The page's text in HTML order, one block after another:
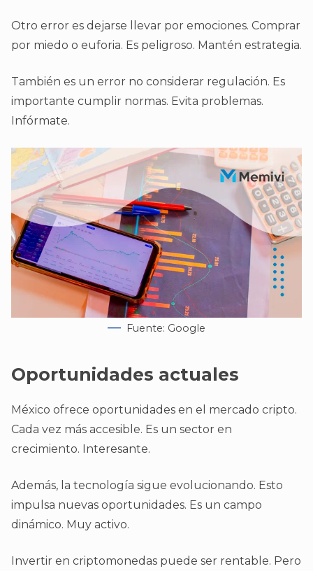
Otro error es dejarse llevar por emociones. Comprar
por miedo o euforia. Es peligroso. Mantén estrategia.
También es un error no considerar regulación. Es
importante cumplir normas. Evita problemas.
Infórmate.
Fuente: Google
Oportunidades actuales
México ofrece oportunidades en el mercado cripto.
Cada vez más accesible. Es un sector en
crecimiento. Interesante.
Además, la tecnología sigue evolucionando. Esto
impulsa nuevas oportunidades. Es un campo
dinámico. Muy activo.
Invertir en criptomonedas puede ser rentable. Pero